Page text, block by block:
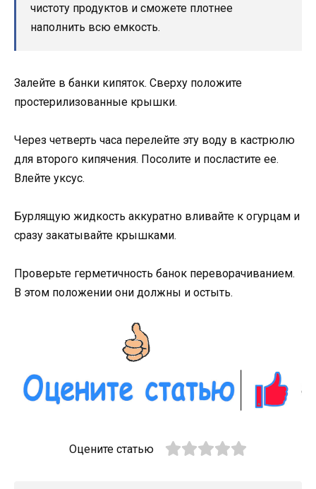
чистоту продуктов и сможете плотнее
наполнить всю емкость.
Залейте в банки кипяток. Сверху положите
простерилизованные крышки.
Через четверть часа перелейте эту воду в кастрюлю
для второго кипячения. Посолите и посластите ее.
Влейте уксус.
Бурлящую жидкость аккуратно вливайте к огурцам и
сразу закатывайте крышками.
Проверьте герметичность банок переворачиванием.
В этом положении они должны и остыть.
Оцените статью